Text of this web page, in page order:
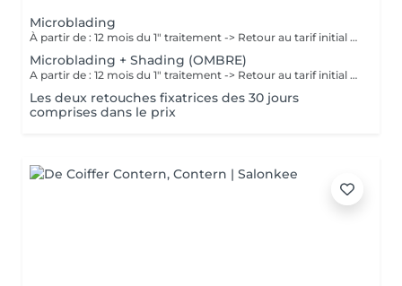
Microblading
À partir de : 12 mois du 1" traitement -> Retour au tarif initial (à voir avec l'artiste selon chaque cas). Chaque cliente repart sublimée: La micropigmentation Microblading des sourcils est une technique innovante qui permet de recréer des sourcils naturels et réalistes. Nos experts artistiques utilisent des pigments spéciaux pour créer subtilement des poils pour les sourcils, et des micro-points pour les sourcils en MicroShading, donnant l'illusion de vrais poils ou d'un effet de couleur harmonieuse pour les sourcils avec la technique du MicroShading poudré. Ces méthodes révolutionnaires sont non invasives et offre des résultats impressionnants. Découvrez la micropigmentation des sourcils Microblading à Luxembourg-gare avec Diana.
Microblading + Shading (OMBRE)
A partir de : 12 mois du 1" traitement -> Retour au tarif initial (à voir avec l'artiste selon chaque cas). Chaque cliente repart sublimée: La micropigmentation des sourcils est une technique innovante qui permet de recréer des sourcils naturels et réalistes. Nos experts artistiques utilisent des pigments spéciaux pour créer subtilement des poils et des micro-points combinés, donnant l'illusion de vrais poils et d'un effet de couleur harmonieuse pour les sourcils avec la technique combinée du Microblading et MicroShading poudré. Ces méthodes révolutionnaires sont non invasives et offre des résultats impressionnants. Découvrez la micropigmentation des sourcils combinés Microblading-Shading à Luxembourg-gare avec Diana.
Les deux retouches fixatrices des 30 jours
comprises dans le prix